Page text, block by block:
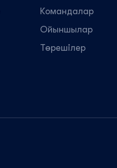
Командалар
Ойыншылар
Төрешілер